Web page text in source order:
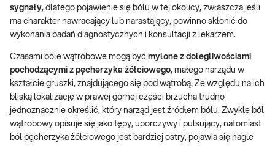
sygnały, dlatego pojawienie się bólu w tej okolicy, zwłaszcza jeśli
ma charakter nawracający lub narastający, powinno skłonić do
wykonania badań diagnostycznych i konsultacji z lekarzem.
Czasami bóle wątrobowe mogą być mylone z dolegliwościami
pochodzącymi z pęcherzyka żółciowego, małego narządu w
kształcie gruszki, znajdującego się pod wątrobą. Ze względu na ich
bliską lokalizację w prawej górnej części brzucha trudno
jednoznacznie określić, który narząd jest źródłem bólu. Zwykle ból
wątrobowy opisuje się jako tępy, uporczywy i pulsujący, natomiast
ból pęcherzyka żółciowego jest bardziej ostry, pojawia się nagle